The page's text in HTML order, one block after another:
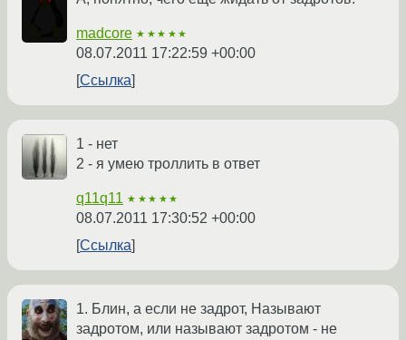
madcore ★★★★★
08.07.2011 17:22:59 +00:00
Ссылка
1 - нет
2 - я умею троллить в ответ
q11q11 ★★★★★
08.07.2011 17:30:52 +00:00
Ссылка
1. Блин, а если не задрот, Называют
задротом, или называют задротом - не